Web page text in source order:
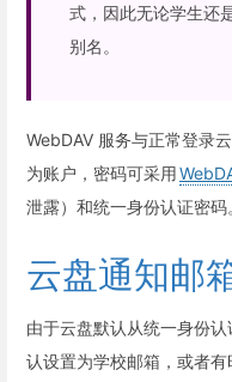
式，因此无论学生还
别名。
WebDAV 服务与正常登录
为账户，密码可采用
泄露）和统一身份认证密码
云盘通知邮
由于云盘默认从统一身份
认设置为学校邮箱，或者有